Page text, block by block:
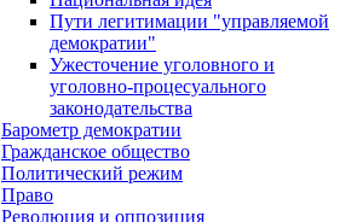
Пути легитимации "управляемой
демократии"
Ужесточение уголовного и
уголовно-процесуального
законодательства
Барометр демократии
Гражданское общество
Политический режим
Право
Революция и оппозиция